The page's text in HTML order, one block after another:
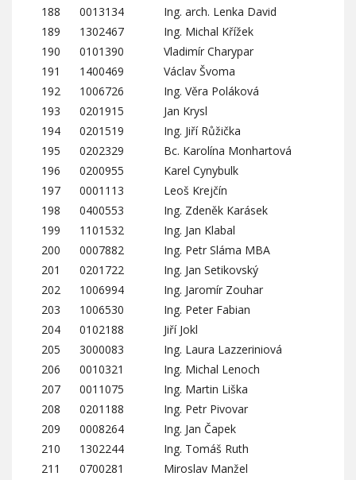
188
0013134
Ing. arch. Lenka David
189
1302467
Ing. Michal Křížek
190
0101390
Vladimír Charypar
191
1400469
Václav Švoma
192
1006726
Ing. Věra Poláková
193
0201915
Jan Krysl
194
0201519
Ing. Jiří Růžička
195
0202329
Bc. Karolína Monhartová
196
0200955
Karel Cynybulk
197
0001113
Leoš Krejčín
198
0400553
Ing. Zdeněk Karásek
199
1101532
Ing. Jan Klabal
200
0007882
Ing. Petr Sláma MBA
201
0201722
Ing. Jan Setikovský
202
1006994
Ing. Jaromír Zouhar
203
1006530
Ing. Peter Fabian
204
0102188
Jiří Jokl
205
3000083
Ing. Laura Lazzeriniová
206
0010321
Ing. Michal Lenoch
207
0011075
Ing. Martin Liška
208
0201188
Ing. Petr Pivovar
209
0008264
Ing. Jan Čapek
210
1302244
Ing. Tomáš Ruth
211
0700281
Miroslav Manžel